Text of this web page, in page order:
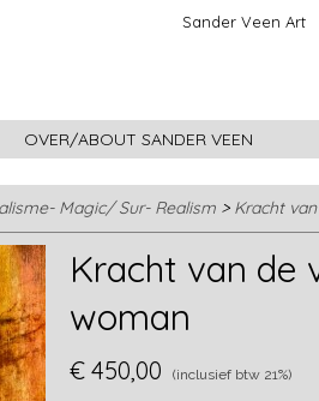
Sander Veen Art
OVER/ABOUT SANDER VEEN
Magic/ Sur- Realism > Kracht
Kracht van de
woman
€ 450,00 (inclusief btw 21%)